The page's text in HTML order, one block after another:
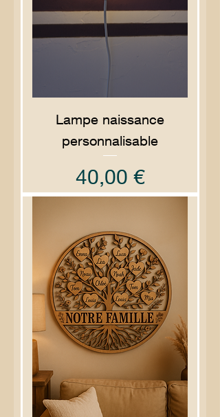
Lampe naissance
personnalisable
Prix
40,00 €